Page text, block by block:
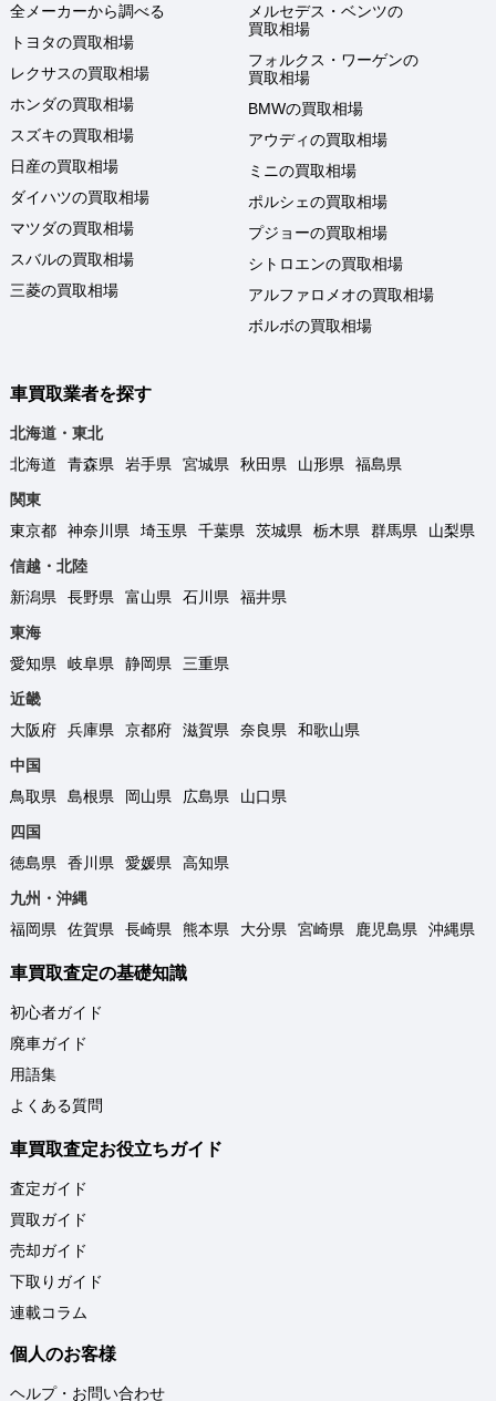
全メーカーから調べる
トヨタの買取相場
レクサスの買取相場
ホンダの買取相場
スズキの買取相場
日産の買取相場
ダイハツの買取相場
マツダの買取相場
スバルの買取相場
三菱の買取相場
メルセデス・ベンツの
買取相場
フォルクス・ワーゲンの
買取相場
BMWの買取相場
アウディの買取相場
ミニの買取相場
ポルシェの買取相場
プジョーの買取相場
シトロエンの買取相場
アルファロメオの買取相場
ボルボの買取相場
車買取業者を探す
北海道・東北
北海道
青森県 岩手県 宮城県 秋田県 山形県
福島県
関東
東京都
神奈川県 埼玉県 千葉県 茨城県 栃木県 群馬県
山梨県
信越・北陸
新潟県
長野県 富山県 石川県
福井県
東海
愛知県
岐阜県 静岡県
三重県
近畿
大阪府
兵庫県 京都府 滋賀県 奈良県
和歌山県
中国
鳥取県
島根県 岡山県 広島県
山口県
四国
徳島県
香川県 愛媛県
高知県
九州・沖縄
福岡県
佐賀県 長崎県 熊本県 大分県 宮崎県 鹿児島県 沖縄県
車買取査定の基礎知識
初心者ガイド
廃車ガイド
用語集
よくある質問
車買取査定お役立ちガイド
査定ガイド
買取ガイド
売却ガイド
下取りガイド
連載コラム
個人のお客様
ヘルプ・お問い合わせ